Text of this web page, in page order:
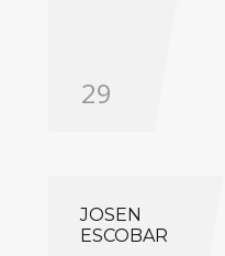
29
JOSEN
ESCOBAR